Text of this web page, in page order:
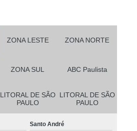
ZONA LESTE ZONA NORTE
ZONA SUL ABC Paulista
LITORAL DE SÃO
PAULO
LITORAL DE SÃO
PAULO
Santo André